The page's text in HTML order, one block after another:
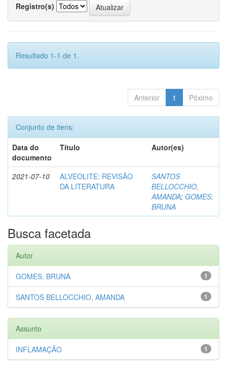
Registro(s)
Resultado 1-1 de 1.
Anterior 1 Póximo
Conjunto de itens:
Data do
documento
Título Autor(es)
2021-07-10
ALVEOLITE: REVISÃO
DA LITERATURA
SANTOS
BELLOCCHIO,
AMANDA; GOMES,
BRUNA
Busca facetada
Autor
1
GOMES, BRUNA
1
SANTOS BELLOCCHIO, AMANDA
Assunto
1
INFLAMAÇÃO